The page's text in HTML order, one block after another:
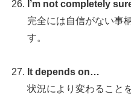
I’m not completely
完全には自信がない事
す。
It depends on…
状況により変わること